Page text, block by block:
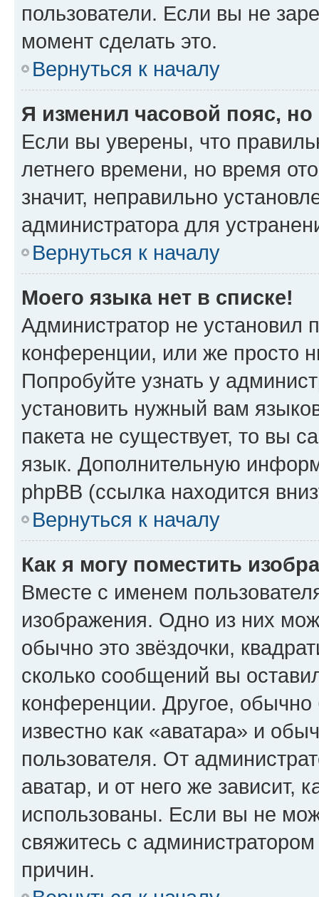
пользователи. Если вы не
момент сделать это.
Вернуться к началу
Я изменил часовой пояс,
Если вы уверены, что
летнего времени, но время
значит, неправильно
администратора для
Вернуться к началу
Моего языка нет в списке!
Администратор не установил
конференции, или же просто
Попробуйте узнать у
установить нужный вам
пакета не существует, то вы
язык. Дополнительную
phpBB (ссылка находится
Вернуться к началу
Как я могу поместить
Вместе с именем
изображения. Одно из них
обычно это звёздочки,
сколько сообщений вы
конференции. Другое,
известно как «аватара» и
пользователя. От
аватар, и от него же зависит,
использованы. Если вы не
свяжитесь с
причин.